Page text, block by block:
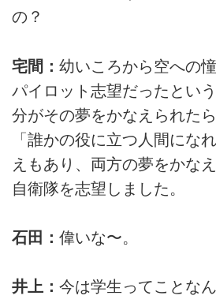
の？
宅間： 幼いころから空への
パイロット志望だったとい
分がその夢をかなえられた
「誰かの役に立つ人間にな
えもあり、両方の夢をかな
自衛隊を志望しました。
石田： 偉いな〜。
井上： 今は学生ってことなん